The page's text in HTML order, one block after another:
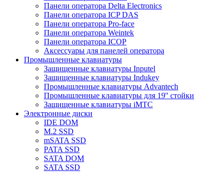
Панели оператора Delta Electronics
Панели оператора ICP DAS
Панели оператора Pro-face
Панели оператора Weintek
Панели оператора ICOP
Аксессуары для панелей оператора
Промышленные клавиатуры
Защищенные клавиатуры Inputel
Защищенные клавиатуры Indukey
Промышленные клавиатуры Advantech
Промышленные клавиатуры для 19'' стойки
Защищенные клавиатуры iMTC
Электронные диски
IDE DOM
M.2 SSD
mSATA SSD
PATA SSD
SATA DOM
SATA SSD